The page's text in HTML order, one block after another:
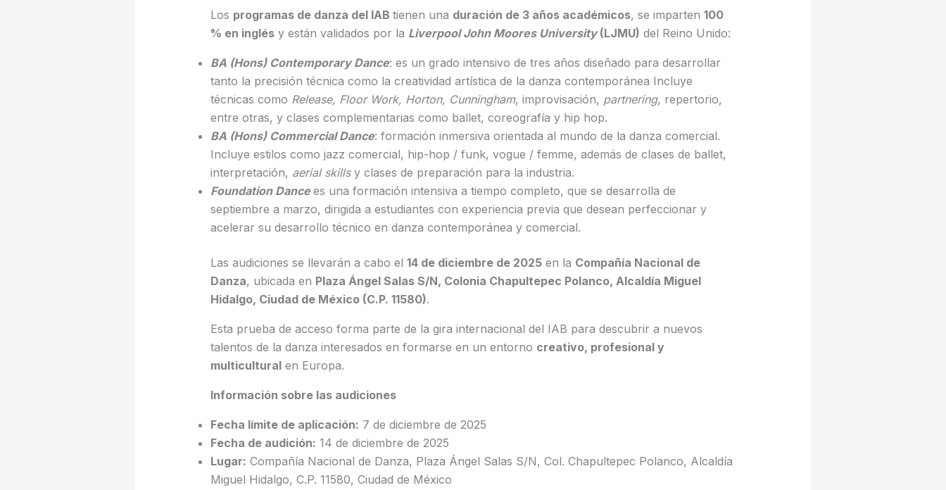
Los programas de danza del IAB tienen una duración de 3 años académicos, se imparten 100
% en inglésy están validados por la Liverpool John Moores University(LJMU) del Reino Unido:
BA (Hons) Contemporary Dance: es un grado intensivo de tres años diseñado para desarrollar
tanto la precisión técnica como la creatividad artística de la danza contemporánea Incluye
técnicas como Release, Floor Work, Horton, Cunningham, improvisación, partnering, repertorio,
entre otras, y clases complementarias como ballet, coreografía y hip hop.
BA (Hons) Commercial Dance: formación inmersiva orientada al mundo de la danza comercial.
Incluye estilos como jazz comercial, hip-hop / funk, vogue / femme, además de clases de ballet,
interpretación, aerial skillsy clases de preparación para la industria.
Foundation Dancees una formación intensiva a tiempo completo, que se desarrolla de
septiembre a marzo, dirigida a estudiantes con experiencia previa que desean perfeccionar y
acelerar su desarrollo técnico en danza contemporánea y comercial.
Las audiciones se llevarán a cabo el 14 de diciembre de 2025en la Compañía Nacional de
Danza, ubicada en Plaza Ángel Salas S/N, Colonia Chapultepec Polanco, Alcaldía Miguel
Hidalgo, Ciudad de México (C.P. 11580).
Esta prueba de acceso forma parte de la gira internacional del IAB para descubrir a nuevos
talentos de la danza interesados en formarse en un entorno creativo, profesional y
multiculturalen Europa.
Información sobre las audiciones
Fecha límite de aplicación: 7 de diciembre de 2025
Fecha de audición: 14 de diciembre de 2025
Lugar: Compañía Nacional de Danza, Plaza Ángel Salas S/N, Col. Chapultepec Polanco, Alcaldía
Miguel Hidalgo, C.P. 11580, Ciudad de México